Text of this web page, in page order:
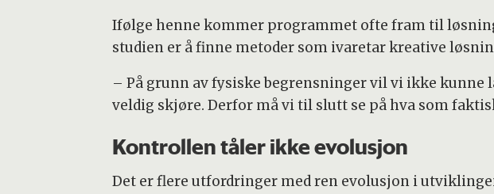
Ifølge henne kommer programmet ofte fram til
studien er å finne metoder som ivaretar kreative
– På grunn av fysiske begrensninger vil vi ikke kunne
veldig skjøre. Derfor må vi til slutt se på hva som
Kontrollen tåler ikke evolusjon
Det er flere utfordringer med ren evolusjon i